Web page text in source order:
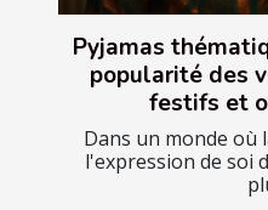
Pyjamas
popularité des
festifs et
Dans un monde où
l'expression de soi